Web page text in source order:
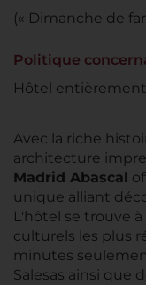
(« Dimanche de
Politique
Hôtel
Avec la riche
architecture
Madrid Abascal
unique alliant
L'hôtel se trouve
culturels les plus
minutes
Salesas ainsi que